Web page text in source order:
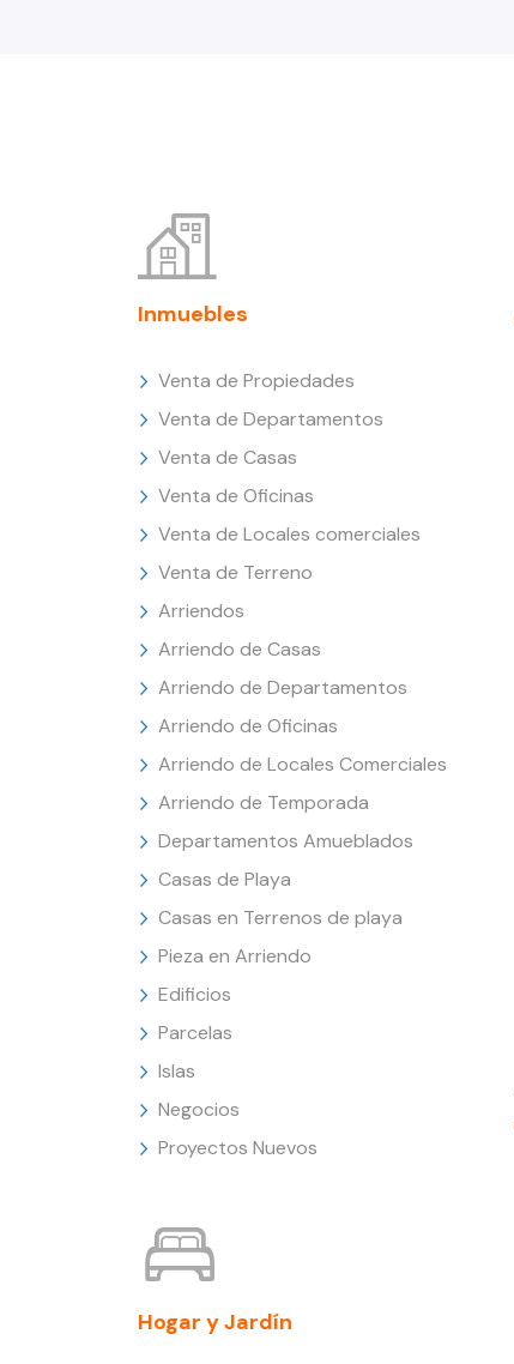
Inmuebles
Venta de Propiedades
Venta de Departamentos
Venta de Casas
Venta de Oficinas
Venta de Locales comerciales
Venta de Terreno
Arriendos
Arriendo de Casas
Arriendo de Departamentos
Arriendo de Oficinas
Arriendo de Locales Comerciales
Arriendo de Temporada
Departamentos Amueblados
Casas de Playa
Casas en Terrenos de playa
Pieza en Arriendo
Edificios
Parcelas
Islas
Negocios
Proyectos Nuevos
Hogar y Jardín